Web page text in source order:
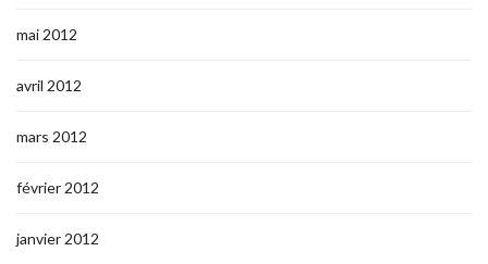
mai 2012
avril 2012
mars 2012
février 2012
janvier 2012